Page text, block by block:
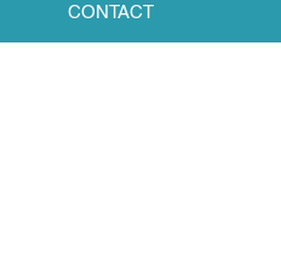
CONTACT